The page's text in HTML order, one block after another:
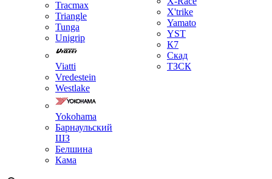
Tracmax
Triangle
Tunga
Unigrip
Viatti
Vredestein
Westlake
Yokohama
Барнаульский
ШЗ
Белшина
Кама
X'trike
Yamato
YST
К7
Скад
ТЗСК